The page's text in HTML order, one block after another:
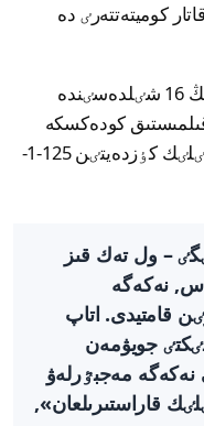
كوميتەتتەرٸ دە
ومبۋدسمەننٸڭ ايتۋىنشا, ٶتكەن جىلدىڭ 16 شٸلدەسٸندە
كودەكسكە
نەكەگە مەجبٷرلەۋ ٷشٸن جاۋاپكەرشٸلٸك كٶزدەيتٸن 125-1-
– ول تەك قىز
نەكەگە
قامتيدى. اتاپ
جويۋمەن
نەكەگە مەجبٷرلەۋ
قاراستىرىلعان»,